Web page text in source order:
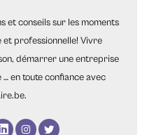
et conseils sur les moments
professionnelle! Vivre
démarrer une entreprise
en toute confiance avec